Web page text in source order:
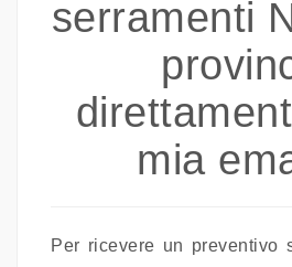
serramenti
mia
Per ricevere un preventivo